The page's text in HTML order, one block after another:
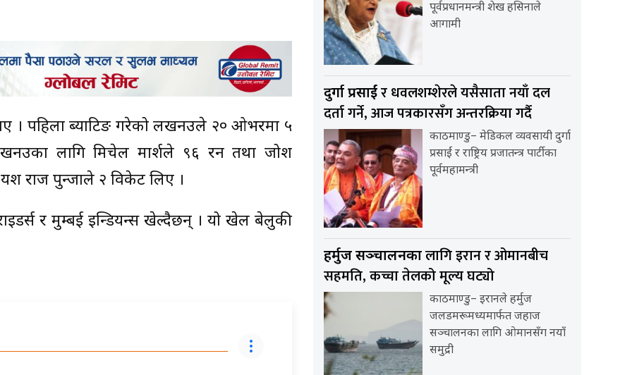
। पहिला ब्याटिङ गरेको लखनउले २० ओभरमा ५
लागि मिचेल मार्शले ९६ रन तथा जोश
राज पुन्जाले २ विकेट लिए ।
र मुम्बई इन्डियन्स खेल्दैछन् । यो खेल बेलुकी
पूर्वप्रधानमन्त्री शेख हसिनाले
आगामी
दुर्गा प्रसाईंर धवलशम्शेरले यसैसाता नयाँ दल
दर्ता गर्ने, आज पत्रकारसँग अन्तरक्रिया गर्दै
काठमाण्डु– मेडिकल व्यवसायी दुर्गा
प्रसाईं र राष्ट्रिय प्रजातन्त्र पार्टीका
पूर्वमहामन्त्री
हर्मुज सञ्चालनकालागि इरान र ओमानबीच
सहमति, कच्चा तेलको मूल्य घट्यो
काठमाण्डु– इरानले हर्मुज
जलडमरूमध्यमार्फत जहाज
सञ्चालनका लागि ओमानसँग नयाँ
समुद्री